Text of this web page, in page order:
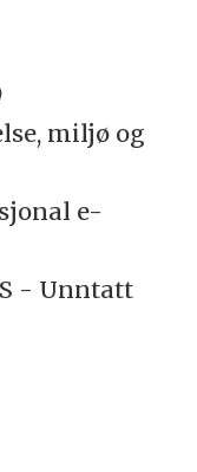
miljø og
e-
- Unntatt